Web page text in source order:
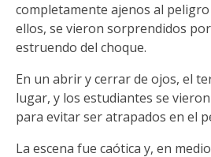
completamente ajenos al
ellos, se vieron sorprendidos
estruendo del choque.
En un abrir y cerrar de ojos, el
lugar, y los estudiantes se
para evitar ser atrapados en el
La escena fue caótica y, en